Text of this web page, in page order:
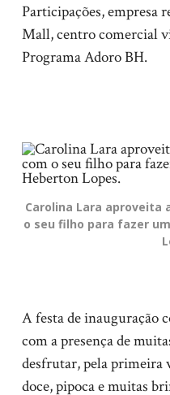
Participações, empresa
Mall, centro comercial
Programa Adoro BH.
Carolina Lara aproveita
o seu filho para fazer
A festa de inauguração
com a presença de
desfrutar, pela primeira
doce, pipoca e muitas